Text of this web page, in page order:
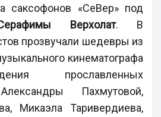
саксофонов «СеВер» под
Верхолат. В
прозвучали шедевры из
кинематографа
прославленных
Пахмутовой,
Микаэла Таривердиева,